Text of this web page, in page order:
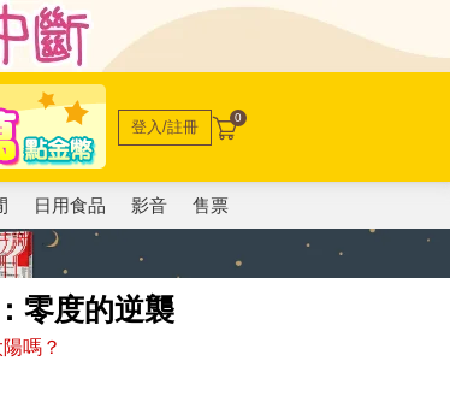
登入/註冊 0
日用食品 影音 售票
零度的逆襲
嗎？